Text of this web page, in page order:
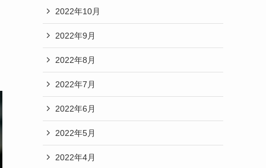
2022年10月
2022年9月
2022年8月
2022年7月
2022年6月
2022年5月
2022年4月